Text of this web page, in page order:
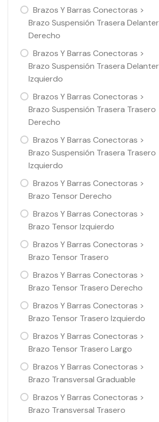
Brazos Y Barras Conectoras >
Brazo Suspensión Trasera
Derecho
Brazos Y Barras Conectoras >
Brazo Suspensión Trasera
Izquierdo
Brazos Y Barras Conectoras >
Brazo Suspensión Trasera Trasero
Derecho
Brazos Y Barras Conectoras >
Brazo Suspensión Trasera Trasero
Izquierdo
Brazos Y Barras Conectoras >
Brazo Tensor Derecho
Brazos Y Barras Conectoras >
Brazo Tensor Izquierdo
Brazos Y Barras Conectoras >
Brazo Tensor Trasero
Brazos Y Barras Conectoras >
Brazo Tensor Trasero Derecho
Brazos Y Barras Conectoras >
Brazo Tensor Trasero Izquierdo
Brazos Y Barras Conectoras >
Brazo Tensor Trasero Largo
Brazos Y Barras Conectoras >
Brazo Transversal Graduable
Brazos Y Barras Conectoras >
Brazo Transversal Trasero